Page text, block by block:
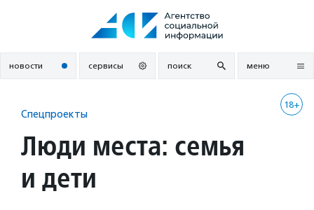
новости сервисы поиск меню
18+
Спецпроекты
Люди места: семья
и дети